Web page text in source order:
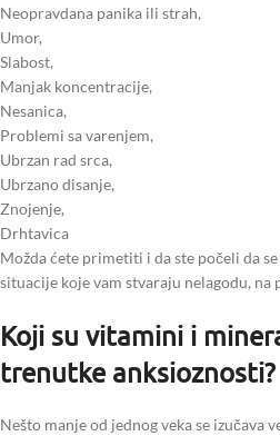
Neopravdana panika ili strah,
Umor,
Slabost,
Manjak koncentracije,
Nesanica,
Problemi sa varenjem,
Ubrzan rad srca,
Ubrzano disanje,
Znojenje,
Drhtavica
Možda ćete primetiti i da ste počeli da
situacije koje vam stvaraju nelagodu, na
Koji su vitamini i
trenutke anksioznosti?
Nešto manje od jednog veka se izučava